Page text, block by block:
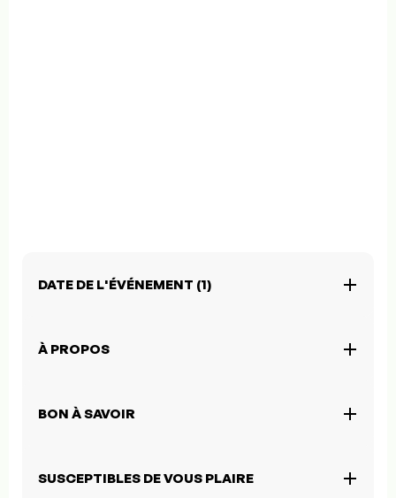
DATE DE L'ÉVÉNEMENT (1)
À PROPOS
BON À SAVOIR
SUSCEPTIBLES DE VOUS PLAIRE